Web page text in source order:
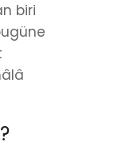
biri